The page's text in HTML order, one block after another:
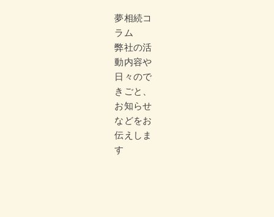
夢相続コ
ラム
弊社の活
動内容や
日々ので
きごと、
お知らせ
などをお
伝えしま
す